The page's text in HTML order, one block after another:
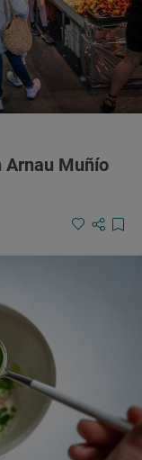
Arnau Muñío